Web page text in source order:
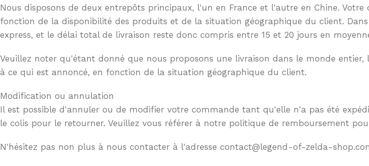
Nous disposons de deux entrepôts principaux, l'un en France et l'autre en Chine.
fonction de la disponibilité des produits et de la situation géographique du client.
express, et le délai total de livraison reste donc compris entre 15 et 20 jours en
Veuillez noter qu'étant donné que nous proposons une livraison dans le monde
à ce qui est annoncé, en fonction de la situation géographique du client.
Modification ou annulation
Il est possible d'annuler ou de modifier votre commande tant qu'elle n'a pas été
le colis pour le retourner. Veuillez vous référer à notre politique de remboursement
N'hésitez pas non plus à nous contacter à l'adresse contact@legend-of-zelda-